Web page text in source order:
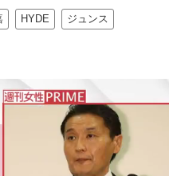
HYDE ジュンス